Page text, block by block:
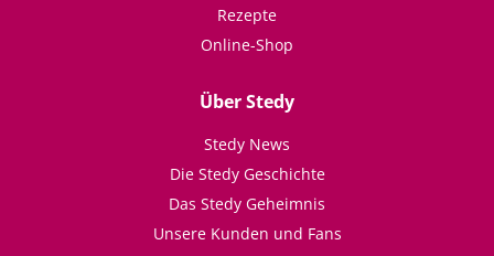
Rezepte
Online-Shop
Über Stedy
Stedy News
Die Stedy Geschichte
Das Stedy Geheimnis
Unsere Kunden und Fans